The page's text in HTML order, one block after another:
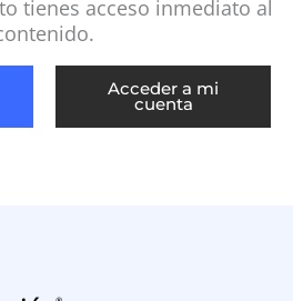
tienes acceso inmediato al
Acceder a mi
cuenta